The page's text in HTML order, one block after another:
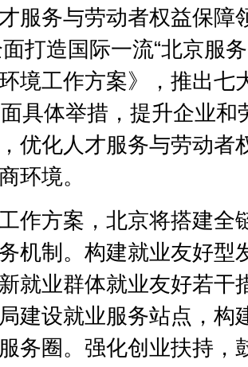
服务与劳动者权益保障
打造国际一流“北京服
境工作方案》，推出七
具体举措，提升企业和
优化人才服务与劳动者
环境。
方案，北京将搭建全
机制。构建就业友好型
就业群体就业友好若干
建设就业服务站点，构
务圈。强化创业扶持，